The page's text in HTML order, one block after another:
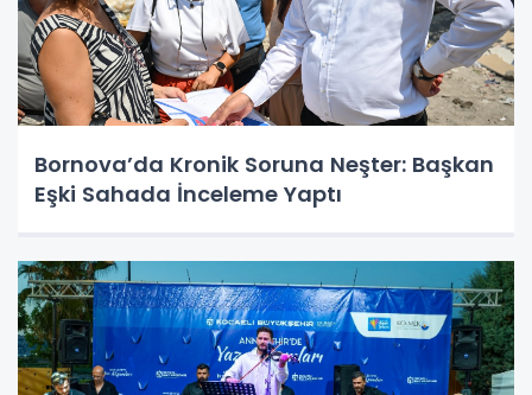
Bornova’da Kronik Soruna Neşter: Başkan
Eşki Sahada İnceleme Yaptı